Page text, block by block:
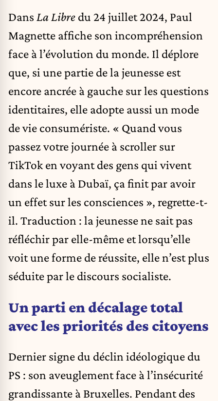
Dans La Libre du 24 juillet 2024, Paul
Magnette affiche son incompréhension
face à l’évolution du monde. Il déplore
que, si une partie de la jeunesse est
encore ancrée à gauche sur les questions
identitaires, elle adopte aussi un mode
de vie consumériste. « Quand vous
passez votre journée à scroller sur
TikTok en voyant des gens qui vivent
dans le luxe à Dubaï, ça finit par avoir
un effet sur les consciences », regrette-t-
il. Traduction : la jeunesse ne sait pas
réfléchir par elle-même et lorsqu’elle
voit une forme de réussite, elle n’est plus
séduite par le discours socialiste.
Un parti en décalage total
avec les priorités des citoyens
Dernier signe du déclin idéologique du
PS : son aveuglement face à l’insécurité
grandissante à Bruxelles. Pendant des